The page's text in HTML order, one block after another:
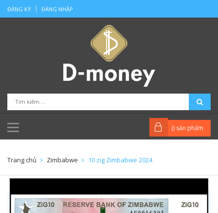
ĐĂNG KÝ ĐĂNG NHẬP
() sản phẩm
Trang chủ Zimbabwe 10 zig Zimbabwe 2024